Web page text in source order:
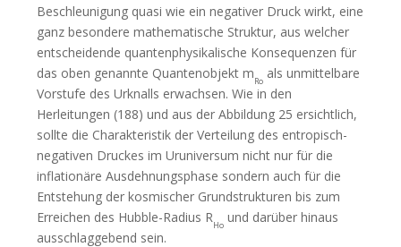
Beschleunigung quasi wie ein negativer Druck wirkt, eine
ganz besondere mathematische Struktur, aus welcher
entscheidende quantenphysikalische Konsequenzen für
das oben genannte Quantenobjekt mRo als unmittelbare
Vorstufe des Urknalls erwachsen. Wie in den
Herleitungen (188) und aus der Abbildung 25 ersichtlich,
sollte die Charakteristik der Verteilung des entropisch-
negativen Druckes im Uruniversum nicht nur für die
inflationäre Ausdehnungsphase sondern auch für die
Entstehung der kosmischer Grundstrukturen bis zum
Erreichen des Hubble-Radius RHo und darüber hinaus
ausschlaggebend sein.